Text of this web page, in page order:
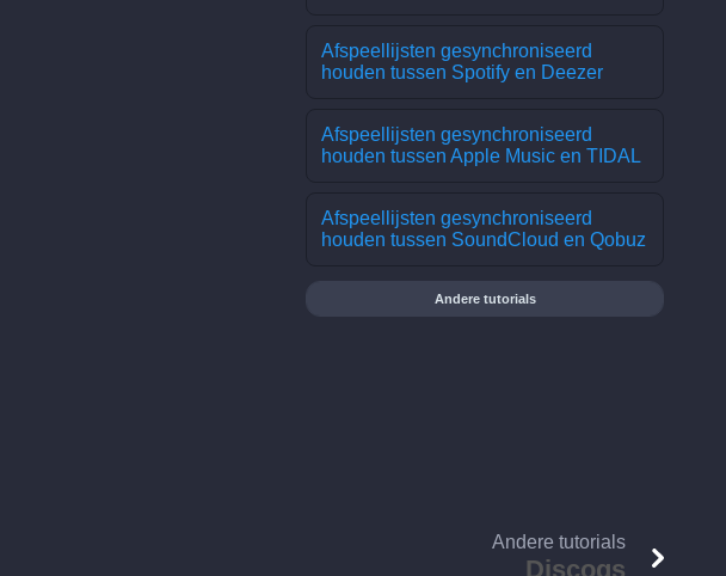
Afspeellijsten gesynchroniseerd
houden tussen Spotify en Deezer
Afspeellijsten gesynchroniseerd
houden tussen Apple Music en TIDAL
Afspeellijsten gesynchroniseerd
houden tussen SoundCloud en Qobuz
Andere tutorials
Andere tutorials
Discogs